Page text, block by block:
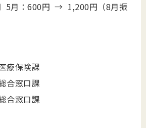
5月：600円 → 1,200円（8月振
療保険課
合窓口課
合窓口課